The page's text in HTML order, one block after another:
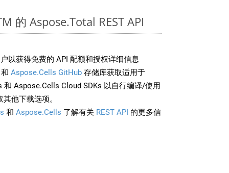
的 Aspose.Total REST API
以获得免费的 API 配额和授权详细信息
和 Aspose.Cells GitHub 存储库获取适用于
和 Aspose.Cells Cloud SDKs 以自行编译/使用
其他下载选项。
和 Aspose.Cells 了解有关 REST API 的更多信